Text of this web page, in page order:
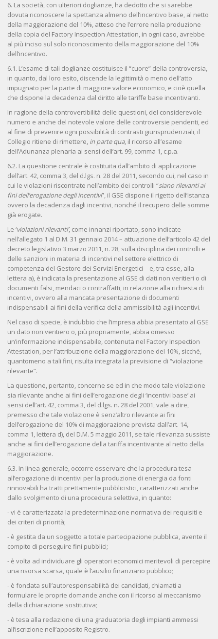
6. La società, con ulteriori doglianze, ha dedotto che si sarebbe
dovuta riconoscere la spettanza almeno dell’incentivo base, al netto
della maggiorazione del 10%, atteso che l’errore nella produzione
della copia del Factory Inspection Attestation, in ogni caso, avrebbe
al più inciso sul solo riconoscimento della maggiorazione del 10%
dell’incentivo.
6.1. L’esame di tali doglianze costituisce il “cuore” della controversia,
in quanto, dal loro esito, discende la legittimità o meno dell’atto
impugnato per la parte di maggiore valore economico, e cioè quella
che dispone la decadenza dal diritto alle tariffe base incentivanti.
In ragione della controvertibilità delle questioni, del considerevole
numero e anche del notevole valore delle controversie pendenti, ed
al fine di prevenire ogni possibilità di contrasti giurisprudenziali, il
Collegio ritiene di rimettere, in parte qua, il ricorso all’esame
dell’Adunanza plenaria ai sensi dell’art. 99, comma 1, c.p.a.
6.2. La questione centrale è costituita dall’ambito di applicazione
dell’art. 42, comma 3, del d.lgs. n. 28 del 2011, secondo cui, nel caso in
cui le violazioni riscontrate nell’ambito dei controlli “siano rilevanti ai
fini dell’erogazione degli incentivi”, il GSE dispone il rigetto dell’istanza
ovvero la decadenza dagli incentivi, nonché il recupero delle somme
già erogate.
Le ‘violazioni rilevanti’, come innanzi riportato, sono indicate
nell’allegato 1 al D.M. 31 gennaio 2014 – attuazione dell’articolo 42 del
decreto legislativo 3 marzo 2011, n. 28, sulla disciplina dei controlli e
delle sanzioni in materia di incentivi nel settore elettrico di
competenza del Gestore dei Servizi Energetici – e, tra esse, alla
lettera a), è indicata la presentazione al GSE di dati non veritieri o di
documenti falsi, mendaci o contraffatti, in relazione alla richiesta di
incentivi, ovvero alla mancata presentazione di documenti
indispensabili ai fini della verifica della ammissibilità agli incentivi.
Nel caso di specie, è indubbio che l’impresa abbia presentato al GSE
un dato non veritiero o, più propriamente, abbia omesso
un’informazione indispensabile, contenuta nel Factory Inspection
Attestation, per l’attribuzione della maggiorazione del 10%, sicché,
quantomeno a tali fini, risulta integrata la previsione di “violazione
rilevante”.
La questione, pertanto, concerne se ed in che modo tale violazione
sia rilevante anche ai fini dell’erogazione degli ‘incentivi base’ ai
sensi dell’art. 42, comma 3, del d.lgs. n. 28 del 2001, vale a dire,
premesso che tale violazione è senz’altro rilevante ai fini
dell’erogazione del 10% di maggiorazione prevista dall’art. 14,
comma 1, lettera d), del D.M. 5 maggio 2011, se tale rilevanza sussiste
anche ai fini dell’erogazione della tariffa incentivante al netto della
maggiorazione.
6.3. In linea generale, occorre osservare che la procedura tesa
all’erogazione di incentivi per la produzione di energia da fonti
rinnovabili ha tratti prettamente pubblicistici, caratterizzati anche
dallo svolgimento di una procedura selettiva, in quanto:
- vi è caratterizzata la predeterminazione normativa dei requisiti e
dei criteri di priorità;
- è gestita da un soggetto a totale partecipazione pubblica, avente il
compito di perseguire fini pubblici;
- è volta ad individuare gli operatori economici meritevoli di percepire
una risorsa scarsa, quale è l’ausilio finanziario pubblico;
- è fondata sull’autoresponsabilità dei candidati, chiamati a
formulare le proprie domande anche con il ricorso al meccanismo
della dichiarazione sostitutiva;
- è tesa alla redazione di una graduatoria degli impianti ammessi
all’iscrizione nell’apposito Registro.